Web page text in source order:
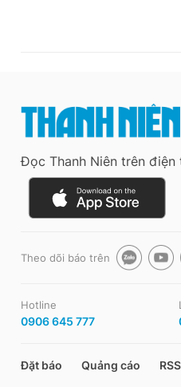
Đọc Thanh Niên trên điện
Theo dõi báo trên
Hotline
0906 645 777
Đặt báo Quảng cáo RSS